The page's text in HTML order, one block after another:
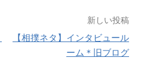
新しい投稿
【相撲ネタ】インタビュール
ーム＊旧ブログ